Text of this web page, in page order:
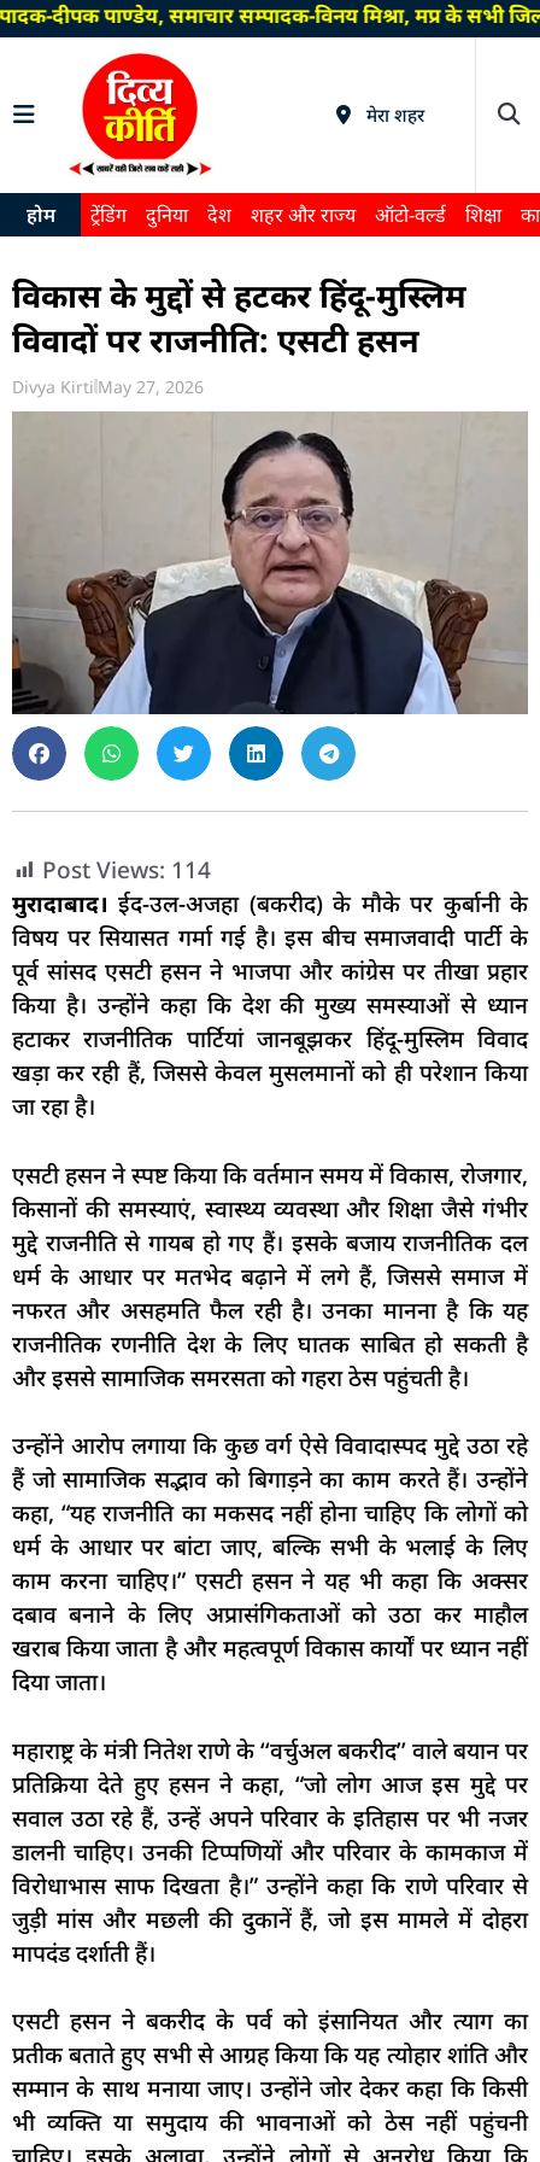
दीपक पाण्डेय, समाचार सम्पादक-विनय मिश्रा, मप्र के
मेरा शहर
होम ट्रेंडिंग दुनिया देश शहर और राज्य ऑटो-वर्ल्ड शिक्षा
विकास के मुद्दों से हटकर हिंदू-मुस्लिम
विवादों पर राजनीति: एसटी हसन
Divya Kirti May 27, 2026
Post Views: 114
मुरादाबाद।ईद-उल-अजहा (बकरीद) के मौके पर कुर्बानी के
विषय पर सियासत गर्मा गई है। इस बीच समाजवादी पार्टी के
पूर्व सांसद एसटी हसन ने भाजपा और कांग्रेस पर तीखा प्रहार
किया है। उन्होंने कहा कि देश की मुख्य समस्याओं से ध्यान
हटाकर राजनीतिक पार्टियां जानबूझकर हिंदू-मुस्लिम विवाद
खड़ा कर रही हैं, जिससे केवल मुसलमानों को ही परेशान किया
जा रहा है।
एसटी हसन ने स्पष्ट किया कि वर्तमान समय में विकास, रोजगार,
किसानों की समस्याएं, स्वास्थ्य व्यवस्था और शिक्षा जैसे गंभीर
मुद्दे राजनीति से गायब हो गए हैं। इसके बजाय राजनीतिक दल
धर्म के आधार पर मतभेद बढ़ाने में लगे हैं, जिससे समाज में
नफरत और असहमति फैल रही है। उनका मानना है कि यह
राजनीतिक रणनीति देश के लिए घातक साबित हो सकती है
और इससे सामाजिक समरसता को गहरा ठेस पहुंचती है।
उन्होंने आरोप लगाया कि कुछ वर्ग ऐसे विवादास्पद मुद्दे उठा रहे
हैं जो सामाजिक सद्भाव को बिगाड़ने का काम करते हैं। उन्होंने
कहा, “यह राजनीति का मकसद नहीं होना चाहिए कि लोगों को
धर्म के आधार पर बांटा जाए, बल्कि सभी के भलाई के लिए
काम करना चाहिए।” एसटी हसन ने यह भी कहा कि अक्सर
दबाव बनाने के लिए अप्रासंगिकताओं को उठा कर माहौल
खराब किया जाता है और महत्वपूर्ण विकास कार्यों पर ध्यान नहीं
दिया जाता।
महाराष्ट्र के मंत्री नितेश राणे के ‘‘वर्चुअल बकरीद’’ वाले बयान पर
प्रतिक्रिया देते हुए हसन ने कहा, “जो लोग आज इस मुद्दे पर
सवाल उठा रहे हैं, उन्हें अपने परिवार के इतिहास पर भी नजर
डालनी चाहिए। उनकी टिप्पणियों और परिवार के कामकाज में
विरोधाभास साफ दिखता है।” उन्होंने कहा कि राणे परिवार से
जुड़ी मांस और मछली की दुकानें हैं, जो इस मामले में दोहरा
मापदंड दर्शाती हैं।
एसटी हसन ने बकरीद के पर्व को इंसानियत और त्याग का
प्रतीक बताते हुए सभी से आग्रह किया कि यह त्योहार शांति और
सम्मान के साथ मनाया जाए। उन्होंने जोर देकर कहा कि किसी
भी व्यक्ति या समुदाय की भावनाओं को ठेस नहीं पहुंचनी